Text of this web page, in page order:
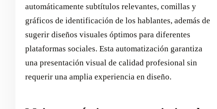
automáticamente subtítulos relevantes, comillas y
gráficos de identificación de los hablantes, además de
sugerir diseños visuales óptimos para diferentes
plataformas sociales. Esta automatización garantiza
una presentación visual de calidad profesional sin
requerir una amplia experiencia en diseño.